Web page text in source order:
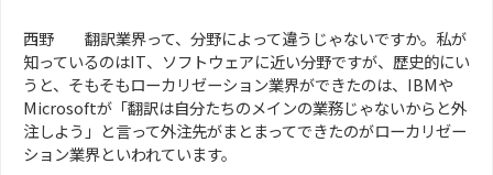
西野 翻訳業界って、分野によって違うじゃないですか。私が
知っているのはIT、ソフトウェアに近い分野ですが、歴史的にい
うと、そもそもローカリゼーション業界ができたのは、IBMや
Microsoftが「翻訳は自分たちのメインの業務じゃないからと外
注しよう」と言って外注先がまとまってできたのがローカリゼー
ション業界といわれています。